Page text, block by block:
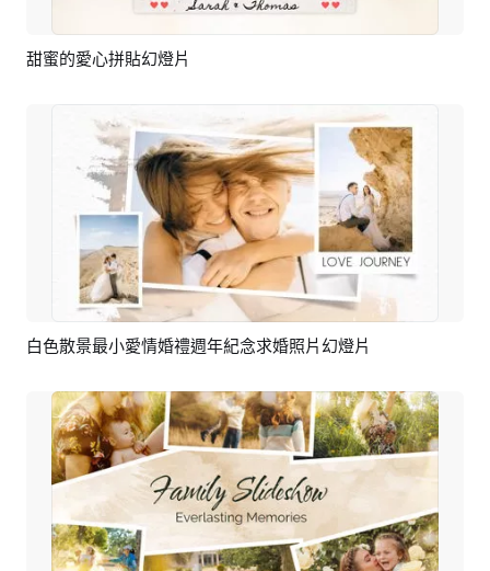
預覽
甜蜜的愛心拼貼幻燈片
預覽 AI剪同款
白色散景最小愛情婚禮週年紀念求婚照片幻燈片